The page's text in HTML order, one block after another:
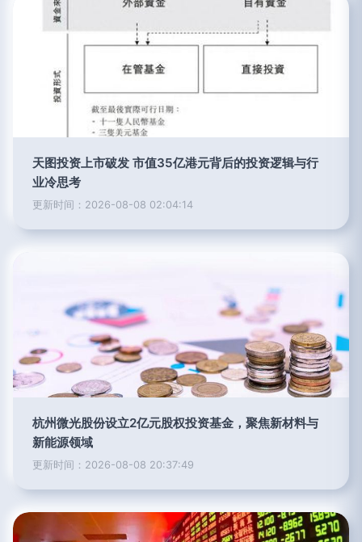
天图投资上市破发 市值35亿港元背后的投资逻辑与行
业冷思考
更新时间：2026-08-08 02:04:14
杭州微光股份设立2亿元股权投资基金，聚焦新材料与
新能源领域
更新时间：2026-08-08 20:37:49